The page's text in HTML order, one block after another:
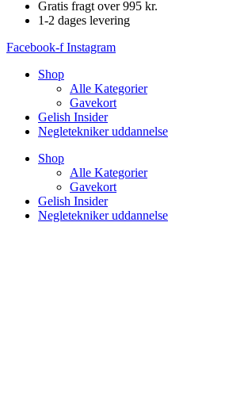
Gratis fragt over 995 kr.
1-2 dages levering
Facebook-f Instagram
Shop
Alle Kategorier
Gavekort
Gelish Insider
Negletekniker uddannelse
Shop
Alle Kategorier
Gavekort
Gelish Insider
Negletekniker uddannelse